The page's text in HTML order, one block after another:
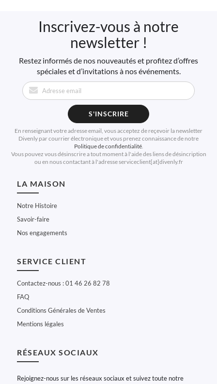
Inscrivez-vous à notre
newsletter !
Restez informés de nos nouveautés et profitez d’offres
spéciales et d’invitations à nos événements.
S'INSCRIRE
En renseignant votre adresse email, vous acceptez de reçevoir la newsletter
Divenly par courrier électronique et vous prenez connaissance de notre
Politique de confidentialité.
Vous pouvez vous désinscrire a tout moment à l'aide des liens de désincription
ou en nous contactant à l'adresse serviceclient[at]divenly.fr
LA MAISON
Notre Histoire
Savoir-faire
Nos engagements
SERVICE CLIENT
Contactez-nous : 01 46 26 82 78
FAQ
Conditions Générales de Ventes
Mentions légales
RÉSEAUX SOCIAUX
Rejoignez-nous sur les réseaux sociaux et suivez toute notre